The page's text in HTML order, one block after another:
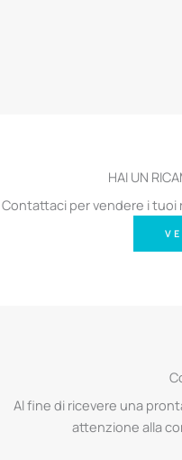
HAI UN
Contattaci per vendere i tuoi
Al fine di ricevere una
attenzione alla